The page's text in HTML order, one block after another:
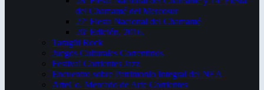
del Chamamé del Mercosur
27ª Fiesta Nacional del Chamamé
26ª Edición. 2016.
Taragüi Rock
Juegos Culturales Correntinos
Festival Corrientes Jazz
Encuentro sobre Patrimonio Integral del NEA
ArteCo. Mercado de Arte Corrientes